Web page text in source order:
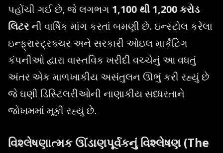
પહોંચી ગઈ છે, જે લગભગ 1,100 થી 1,200 કરોડ
લિટરની વાર્ષિક માંગ કરતાં બમણી છે. ઇન્સ્ટોલ કરેલા
ઇન્ફ્રાસ્ટ્રક્ચર અને સરકારી ઓઇલ માર્કેટિંગ
કંપનીઓ દ્વારા વાસ્તવિક ખરીદી વચ્ચેનું આ વધતું
અંતર એક માળખાકીય અસંતુલન ઊભું કરી રહ્યું છે
જે ઘણી ડિસ્ટિલરીઓની નાણાકીય સધ્ધરતાને
જોખમમાં મૂકી રહ્યું છે.
વિશ્લેષણાત્મક ઊંડાણપૂર્વકનું વિશ્લેષણ (The